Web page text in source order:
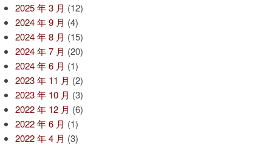
2025 年 3 月 (12)
2024 年 9 月 (4)
2024 年 8 月 (15)
2024 年 7 月 (20)
2024 年 6 月 (1)
2023 年 11 月 (2)
2023 年 10 月 (3)
2022 年 12 月 (6)
2022 年 6 月 (1)
2022 年 4 月 (3)